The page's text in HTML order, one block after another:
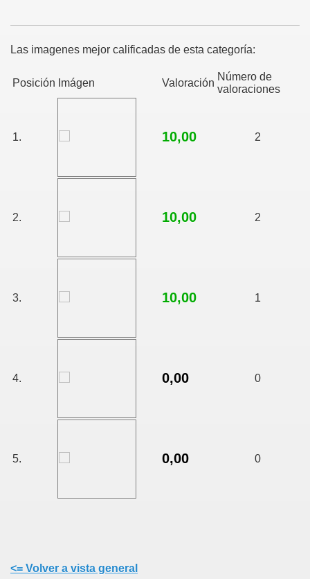
Las imagenes mejor calificadas de esta categoría:
Posición Imágen Valoración
Número de
valoraciones
1. 10,00 2
2. 10,00 2
3. 10,00 1
4. 0,00 0
5. 0,00 0
<= Volver a vista general